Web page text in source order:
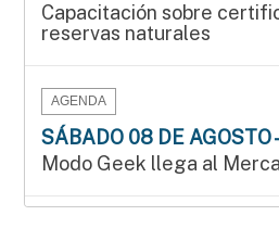
Capacitación sobre
reservas naturales
AGENDA
SÁBADO 08 DE AGOSTO
Modo Geek llega al